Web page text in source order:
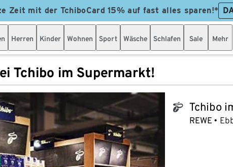
Zeit mit der TchiboCard 15% auf fast alles sparen!*
Herren Kinder Wohnen Sport Wäsche Schlafen Sale Mehr
Tchibo im Supermarkt!
tchibo_logo Tchibo
REWE